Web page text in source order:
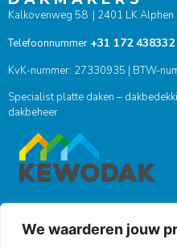
We waarderen jouw
Kalkovenweg 58 | 2401 LK Alphen
Telefoonnummer +31 172 438332
KvK-nummer: 27330935 | BTW-
Specialist platte daken –
dakbeheer
ONZE SOCIALS